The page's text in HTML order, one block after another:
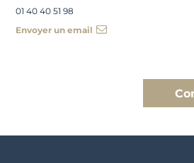
01 40 40 51 98
Envoyer un email